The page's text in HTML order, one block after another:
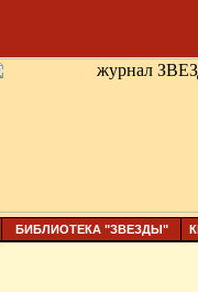
БИБЛИОТЕКА "ЗВЕЗДЫ"